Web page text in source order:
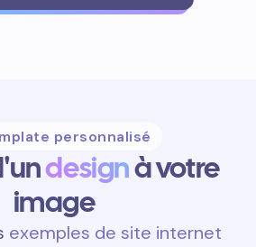
personnalisé
designà votre
image
exemples de site internet